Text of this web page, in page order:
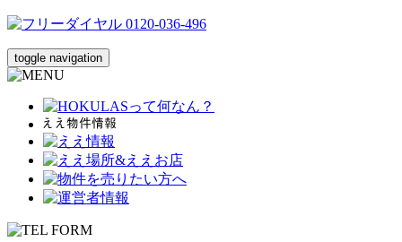
toggle navigation